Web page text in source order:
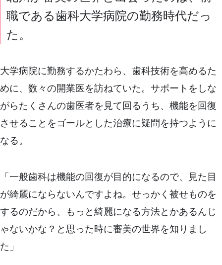
職である歯科大学病院の勤務時代だっ
た。
大学病院に勤務するかたわら、歯科技術を高めるた
めに、数々の開業医を訪ねていた。サポートをしな
がらたくさんの歯医者を見て回るうち、機能を回復
させることをゴールとした治療に疑問を持つように
なる。
「一般歯科は機能の回復が目的になるので、見た目
が綺麗にならないんですよね。せっかく被せものを
するのだから、もっと綺麗になる方法とかあるんじ
ゃないかな？と思った時に審美の世界を知りまし
た」